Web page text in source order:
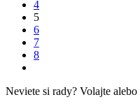
4
5
6
7
8
Neviete si rady? Volajte alebo